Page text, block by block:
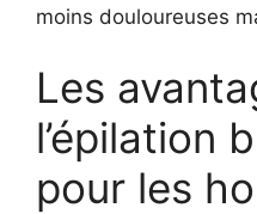
moins douloureuses
Les
l’épilation
pour les